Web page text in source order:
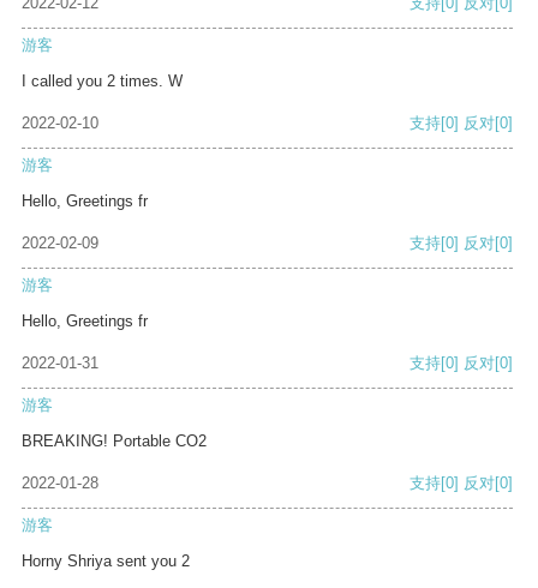
游客
I called you 2 times. W
2022-02-10 支持[0] 反对[0]
游客
Hello, Greetings fr
2022-02-09 支持[0] 反对[0]
游客
Hello, Greetings fr
2022-01-31 支持[0] 反对[0]
游客
BREAKING! Portable CO2
2022-01-28 支持[0] 反对[0]
游客
Horny Shriya sent you 2